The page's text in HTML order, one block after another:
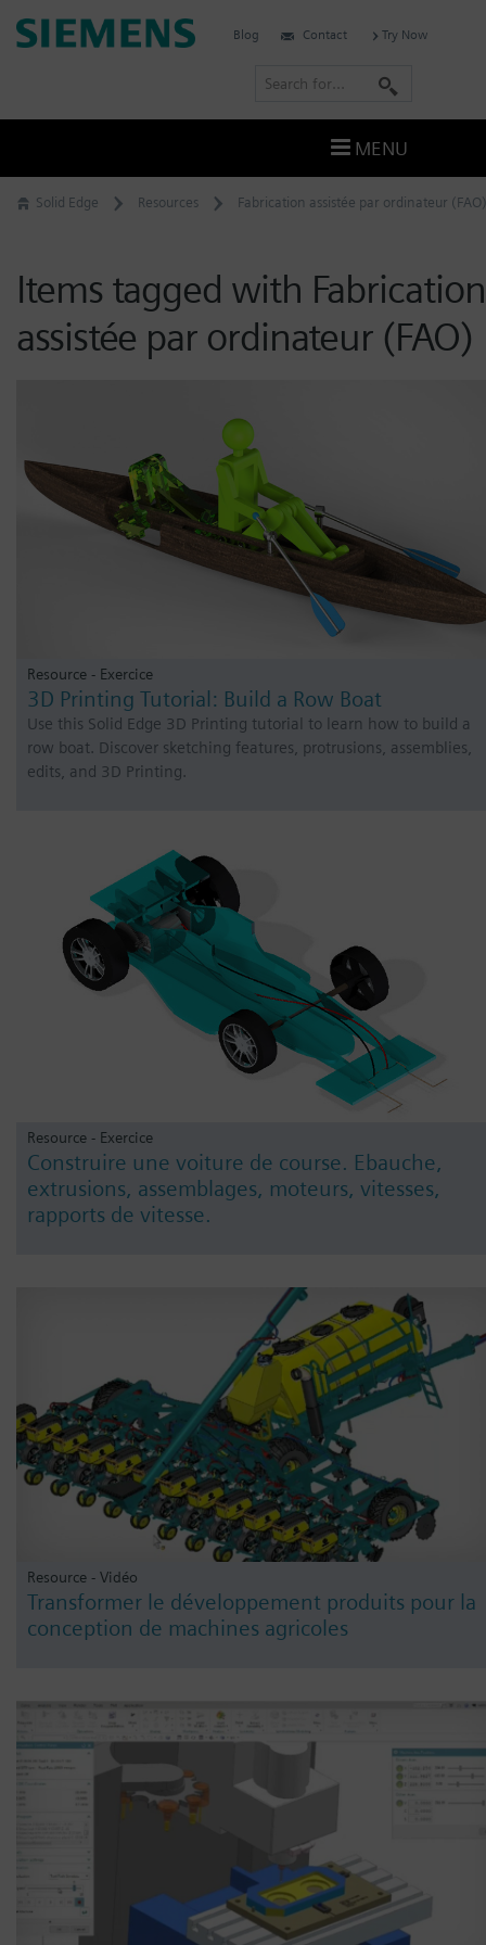
Skip
to
Solid Edge Resources Fabrication assistée par ordinateur (FAO)
Items tagged with Fabrication
assistée par ordinateur (FAO)
Resource - Exercice
3D Printing Tutorial: Build a Row Boat
Use this Solid Edge 3D Printing tutorial to learn how to build a
row boat. Discover sketching features, protrusions, assemblies,
edits, and 3D Printing.
Resource - Exercice
Construire une voiture de course. Ebauche,
extrusions, assemblages, moteurs, vitesses,
rapports de vitesse.
Resource - Vidéo
Transformer le développement produits pour la
conception de machines agricoles
Siemens
Industries
for
Blog Contact Try Now
r
c
MENU